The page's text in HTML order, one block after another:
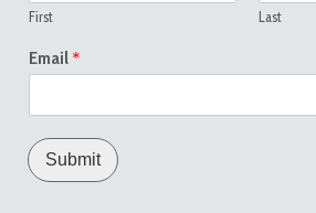
First Last
Email *
Submit